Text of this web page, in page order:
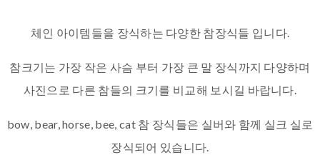
체인 아이템들을 장식하는 다양한 참장식들 입니다.
참크기는 가장 작은 사슴 부터 가장 큰 말 장식까지 다양하며
사진으로 다른 참들의 크기를 비교해 보시길 바랍니다.
bow, bear, horse, bee, cat 참 장식들은 실버와 함께 실크 실로
장식되어 있습니다.